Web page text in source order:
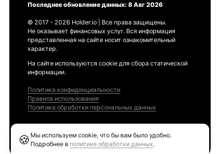
Последнее обновление данных: 8 Авг 2026
© 2017 - 2026 Holder.io | Все права защищены.
Не оказывает финансовых услуг. Вся информация
представленная на сайте носит ознакомительный
характер.
На сайте используются cookie для сбора статической
информации.
Политика конфиденциальности
Правила использования
Политика обработки персональных данных
🍪 Мы используем cookie, что бы вам было удобно.
Подробнее в политике обработки данных.
Ethereum GAS Tracker